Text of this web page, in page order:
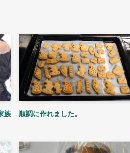
族 順調に作れました。